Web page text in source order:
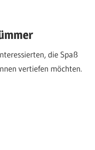
die Spaß
vertiefen möchten.